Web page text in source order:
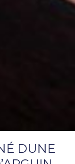
DUNE